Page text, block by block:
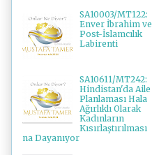
SA10003/MT122:
Enver İbrahim ve
Post-İslamcılık
Labirenti
SA10611/MT242:
Hindistan'da Aile
Planlaması Hala
Ağırlıklı Olarak
Kadınların
Kısırlaştırılması
na Dayanıyor